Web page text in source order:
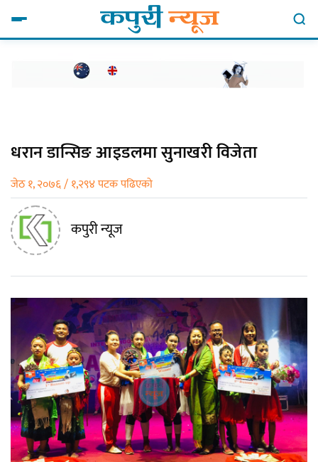
धरान डान्सिङ आइडलमा सुनाखरी विजेता
जेठ १, २०७६ / १,२९४ पटक पढिएको
कपुरी न्यूज